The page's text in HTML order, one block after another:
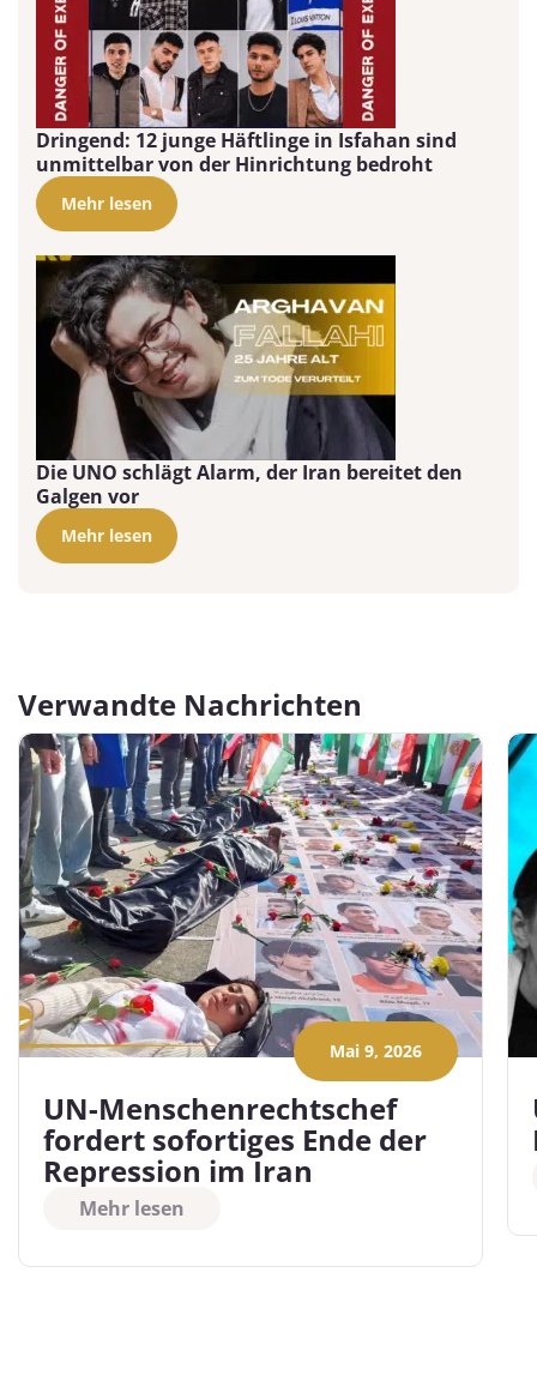
Dringend: 12 junge Häftlinge in Isfahan sind
unmittelbar von der Hinrichtung bedroht
Mehr lesen
Die UNO schlägt Alarm, der Iran bereitet den
Galgen vor
Mehr lesen
Verwandte Nachrichten
Mai 9, 2026
UN-Menschenrechtschef
fordert sofortiges Ende der
Repression im Iran
Mehr lesen